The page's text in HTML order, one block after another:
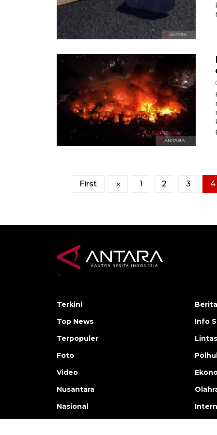
First « 1 2 3 4
>
Terkini
Top News
Terpopuler
Foto
Video
Nusantara
Nasional
Info